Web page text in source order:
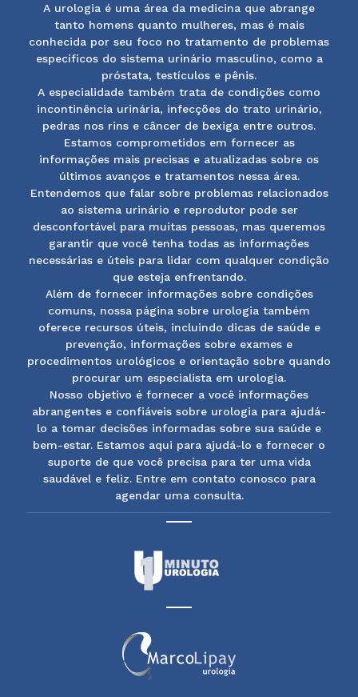
A urologia é uma área da medicina que abrange
tanto homens quanto mulheres, mas é mais
conhecida por seu foco no tratamento de problemas
específicos do sistema urinário masculino, como a
próstata, testículos e pênis.
A especialidade também trata de condições como
incontinência urinária, infecções do trato urinário,
pedras nos rins e câncer de bexiga entre outros.
Estamos comprometidos em fornecer as
informações mais precisas e atualizadas sobre os
últimos avanços e tratamentos nessa área.
Entendemos que falar sobre problemas relacionados
ao sistema urinário e reprodutor pode ser
desconfortável para muitas pessoas, mas queremos
garantir que você tenha todas as informações
necessárias e úteis para lidar com qualquer condição
que esteja enfrentando.
Além de fornecer informações sobre condições
comuns, nossa página sobre urologia também
oferece recursos úteis, incluindo dicas de saúde e
prevenção, informações sobre exames e
procedimentos urológicos e orientação sobre quando
procurar um especialista em urologia.
Nosso objetivo é fornecer a você informações
abrangentes e confiáveis sobre urologia para ajudá-
lo a tomar decisões informadas sobre sua saúde e
bem-estar. Estamos aqui para ajudá-lo e fornecer o
suporte de que você precisa para ter uma vida
saudável e feliz. Entre em contato conosco para
agendar uma consulta.